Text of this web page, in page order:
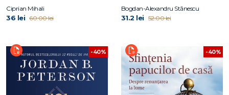
Ciprian Mihali
36 lei 60.00 lei
Bogdan-Alexandru Stănescu
31.2 lei 52.00 lei
-40% -40%